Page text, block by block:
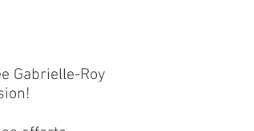
Gabrielle-Roy